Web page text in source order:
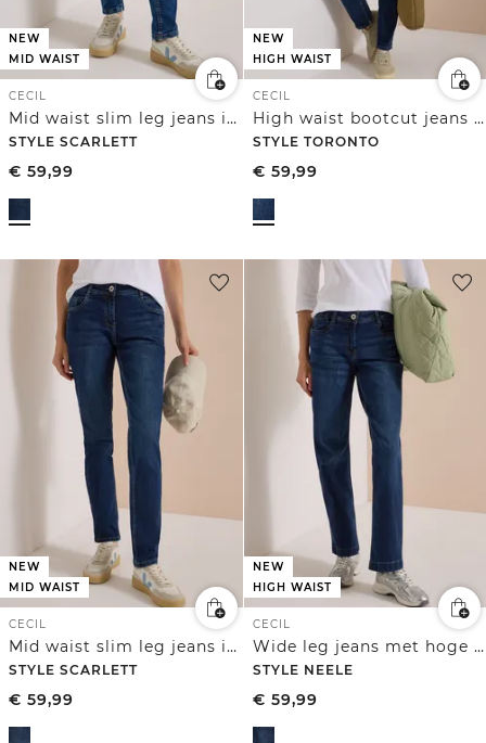
NEW
MID WAIST
CECIL
Mid waist slim leg jeans in een casual fit
STYLE SCARLETT
€ 59,99
NEW
HIGH WAIST
CECIL
High waist bootcut jeans in een slim fit
STYLE TORONTO
€ 59,99
NEW
MID WAIST
CECIL
Mid waist slim leg jeans in een casual fit
STYLE SCARLETT
€ 59,99
NEW
HIGH WAIST
CECIL
Wide leg jeans met hoge taille en loose fit
STYLE NEELE
€ 59,99